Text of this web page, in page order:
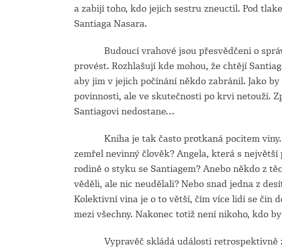
a zabijí toho, kdo jejich sestru zneuctil. Pod
Santiaga Nasara.
Budoucí vrahové jsou přesvědčeni o
provést. Rozhlašují kde mohou, že chtějí
aby jim v jejich počínání někdo zabránil. Jako
povinnosti, ale ve skutečnosti po krvi netouží.
Santiagovi nedostane…
Kniha je tak často protkaná pocitem viny.
zemřel nevinný člověk? Angela, která s
rodině o styku se Santiagem? Anebo někdo z
věděli, ale nic neudělali? Nebo snad jedna z
Kolektivní vina je o to větší, čím více lidí se čin
mezi všechny. Nakonec totiž není nikoho, kdo
Vypravěč skládá události retrospektivně z